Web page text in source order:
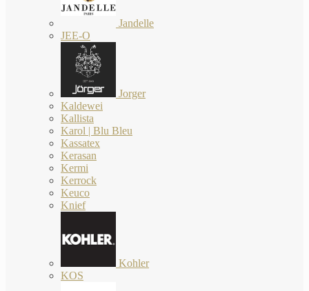
Jandelle
JEE-O
Jorger
Kaldewei
Kallista
Karol | Blu Bleu
Kassatex
Kerasan
Kermi
Kerrock
Keuco
Knief
Kohler
KOS